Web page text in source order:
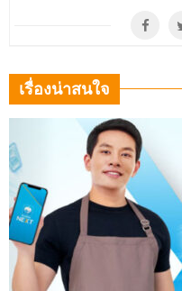
เรื่องน่าสนใจ